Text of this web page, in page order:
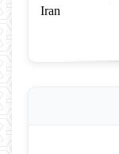
Iran